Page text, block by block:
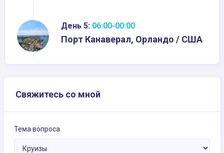
День 5: 06:00-00:00
Порт Канаверал, Орландо / США
Свяжитесь со мной
Тема вопроса